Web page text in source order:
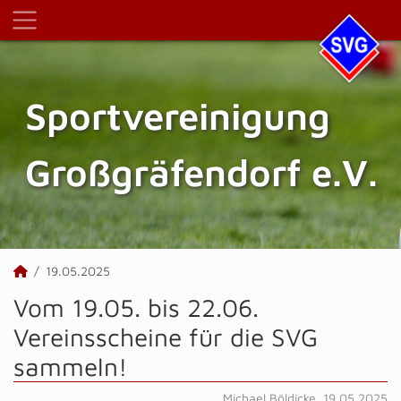
Sportvereinigung
Großgräfendorf e.V.
19.05.2025
Vom 19.05. bis 22.06.
Vereinsscheine für die SVG
sammeln!
Michael Böldicke, 19.05.2025